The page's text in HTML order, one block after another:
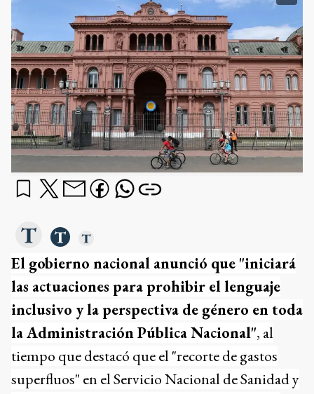
El gobierno nacional anunció que "iniciará
las actuaciones para prohibir el lenguaje
inclusivo y la perspectiva de género en toda
la Administración Pública Nacional", al
tiempo que destacó que el "recorte de gastos
superfluos" en el Servicio Nacional de Sanidad y